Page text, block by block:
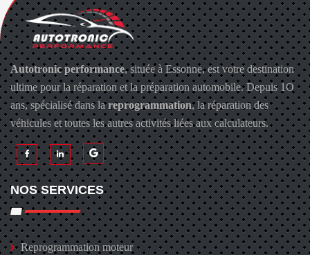
Autotronic performance, située à Essonne, est votre destination
ultime pour la réparation et la préparation automobile. Depuis 1O
ans, spécialisé dans lareprogrammation, la réparation des
véhicules et toutes les autres activités liées aux calculateurs.
NOS SERVICES
Reprogrammation moteur